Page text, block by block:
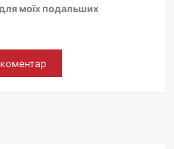
моїх подальших